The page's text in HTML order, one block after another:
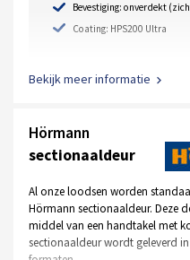
Bevestiging: onverdekt
Coating: HPS200 Ultra
Bekijk meer informatie
Hörmann
sectionaaldeur
Al onze loodsen worden
Hörmann sectionaaldeur. Deze
middel van een handtakel met
sectionaaldeur wordt geleverd